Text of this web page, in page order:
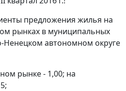
предложения жилья на
рынках в муниципальных
Ненецком автономном округе
рынке - 1,00; на